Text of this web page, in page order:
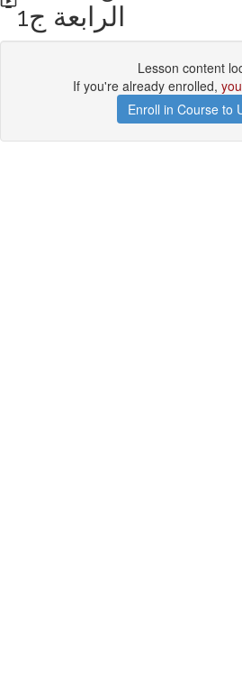
الرابعة ج1
Lesson content
If you're already enrolled,
Enroll in Course to